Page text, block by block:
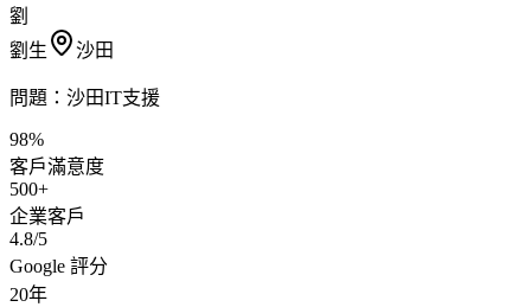
劉
劉生
沙田
問題： 沙田IT支援
98%
客戶滿意度
500+
企業客戶
4.8/5
Google 評分
20年